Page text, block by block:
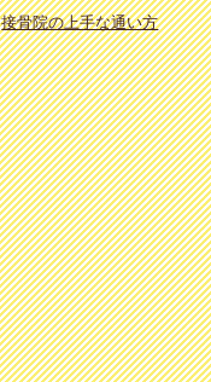
接骨院の上手な通い方